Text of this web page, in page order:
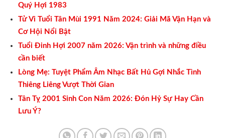
Quý Hợi 1983
Tử Vi Tuổi Tân Mùi 1991 Năm 2024: Giải Mã Vận Hạn và
Cơ Hội Nổi Bật
Tuổi Đinh Hợi 2007 năm 2026: Vận trình và những điều
cần biết
Lòng Mẹ: Tuyệt Phẩm Âm Nhạc Bất Hủ Gợi Nhắc Tình
Thiêng Liêng Vượt Thời Gian
Tân Tỵ 2001 Sinh Con Năm 2026: Đón Hỷ Sự Hay Cần
Lưu Ý?